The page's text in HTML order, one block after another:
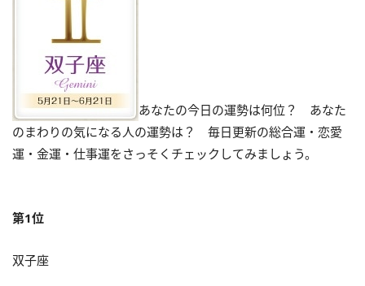
あなたの今日の運勢は何位？ あなた
のまわりの気になる人の運勢は？ 毎日更新の総合運・恋愛
運・金運・仕事運をさっそくチェックしてみましょう。
第1位
双子座